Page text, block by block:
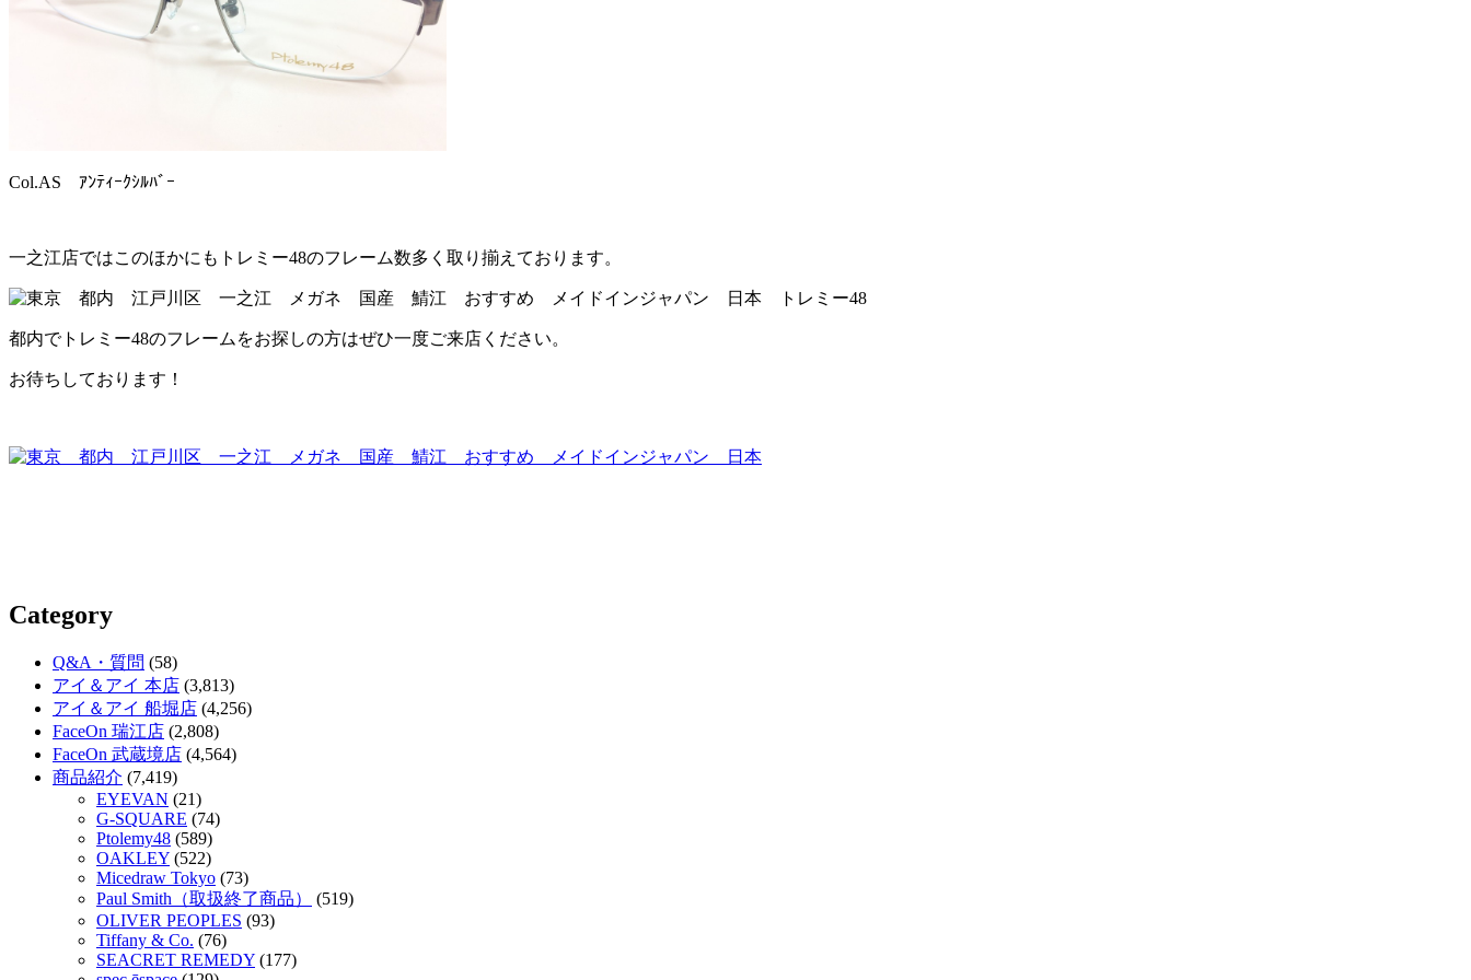
Col.AS ｱﾝﾃｨｰｸｼﾙﾊﾞｰ
一之江店ではこのほかにもトレミー48のフレーム数多く取り揃えております。
都内でトレミー48のフレームをお探しの方はぜひ一度ご来店ください。
お待ちしております！
Category
Q&A・質問 (58)
アイ＆アイ 本店 (3,813)
アイ＆アイ 船堀店 (4,256)
FaceOn 瑞江店 (2,808)
FaceOn 武蔵境店 (4,564)
商品紹介 (7,419)
EYEVAN (21)
G-SQUARE (74)
Ptolemy48 (589)
OAKLEY (522)
Micedraw Tokyo (73)
Paul Smith（取扱終了商品）
(519)
OLIVER PEOPLES (93)
Tiffany & Co. (76)
SEACRET REMEDY (177)